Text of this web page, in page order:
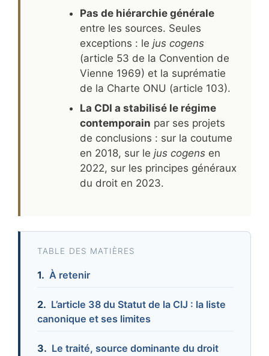
Pas de hiérarchie générale
entre les sources. Seules
exceptions : le jus cogens
(article 53 de la Convention de
Vienne 1969) et la suprématie
de la Charte ONU (article 103).
La CDI a stabilisé le régime
contemporain par ses projets
de conclusions : sur la coutume
en 2018, sur le jus cogensen
2022, sur les principes généraux
du droit en 2023.
TABLE DES MATIÈRES
À retenir
L’article 38 du Statut de la CIJ : la liste
canonique et ses limites
Le traité, source dominante du droit